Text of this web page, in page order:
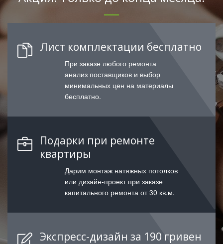
Лист комплектации бесплатно
При заказе любого ремонта
анализ поставщиков и выбор
минимальных цен на материалы
бесплатно.
Подарки при ремонте
квартиры
Дарим монтаж натяжных потолков
или дизайн-проект при заказе
капитального ремонта от 30 кв.м.
Экспресс-дизайн за 190 гривен